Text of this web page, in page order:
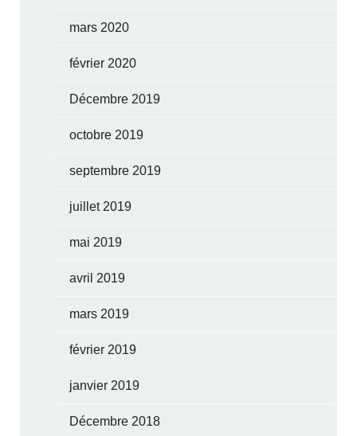
mars 2020
février 2020
Décembre 2019
octobre 2019
septembre 2019
juillet 2019
mai 2019
avril 2019
mars 2019
février 2019
janvier 2019
Décembre 2018